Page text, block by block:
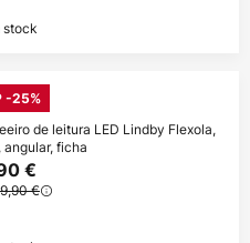
stock
-25%
de leitura LED Lindby Flexola,
angular, ficha
€
€